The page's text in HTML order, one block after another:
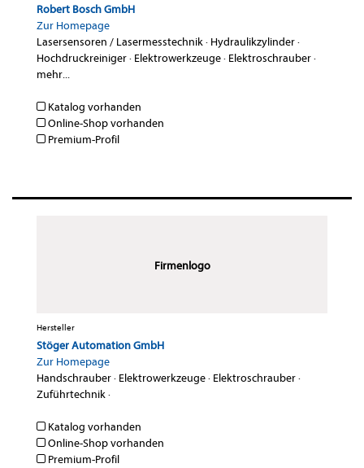
Robert Bosch GmbH
Zur Homepage
Lasersensoren / Lasermesstechnik· Hydraulikzylinder·
Hochdruckreiniger· Elektrowerkzeuge· Elektroschrauber·
mehr...
Katalog vorhanden
Online-Shop vorhanden
Premium-Profil
Firmenlogo
Hersteller
Stöger Automation GmbH
Zur Homepage
Handschrauber· Elektrowerkzeuge· Elektroschrauber·
Zuführtechnik·
Katalog vorhanden
Online-Shop vorhanden
Premium-Profil